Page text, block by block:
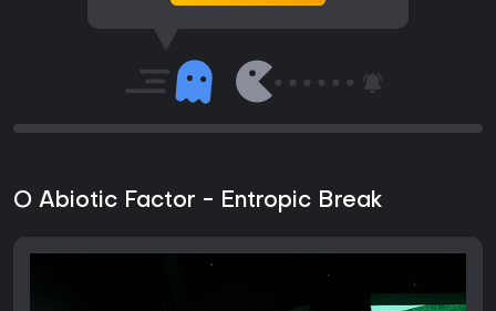
O Abiotic Factor - Entropic Break